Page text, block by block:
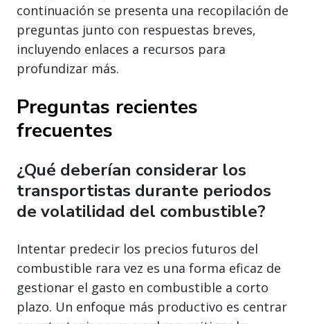
continuación se presenta una recopilación de
preguntas junto con respuestas breves,
incluyendo enlaces a recursos para
profundizar más.
Preguntas recientes
frecuentes
¿Qué deberían considerar los
transportistas durante periodos
de volatilidad del combustible?
Intentar predecir los precios futuros del
combustible rara vez es una forma eficaz de
gestionar el gasto en combustible a corto
plazo. Un enfoque más productivo es centrar